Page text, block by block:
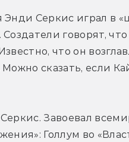
Энди Серкис играл в
Создатели говорят,
Известно, что он
Можно сказать, если
Завоевал
Голлум во